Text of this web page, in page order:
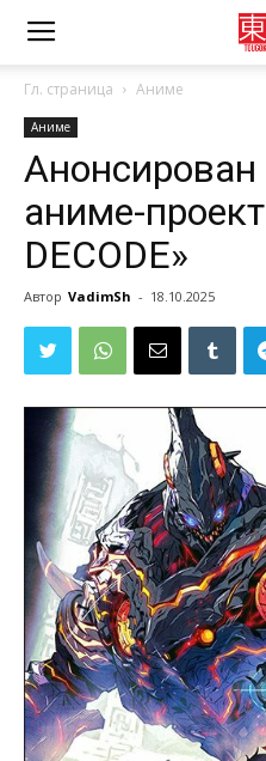
Гл. страница Аниме
Аниме
аниме-
DECODE»
Автор VadimSh - 18.10.2025